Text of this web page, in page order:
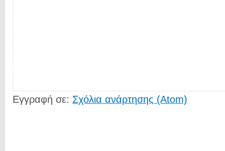
Εγγραφή σε: Σχόλια ανάρτησης (Atom)